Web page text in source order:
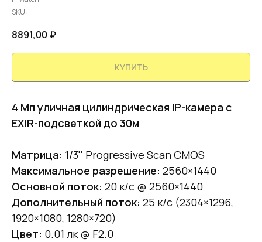
SKU:
8891,00 ₽
КУПИТЬ
4 Мп уличная цилиндрическая IP-камера с
EXIR-подсветкой до 30м
Матрица: 1/3'' Progressive Scan CMOS
Максимальное разрешение: 2560×1440
Основной поток: 20 к/с @ 2560×1440
Дополнительный поток: 25 к/с (2304×1296,
1920×1080, 1280×720)
Цвет: 0.01 лк @ F2.0